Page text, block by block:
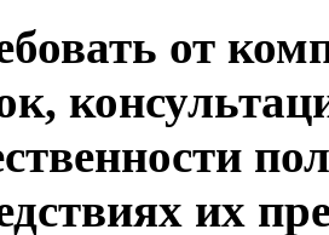
от
их